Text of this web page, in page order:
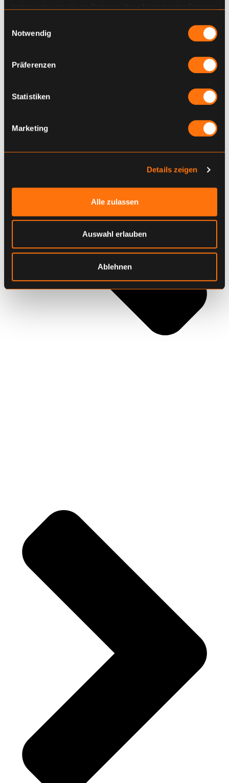
Notwendig
Präferenzen
Statistiken
Marketing
Details zeigen
Alle zulassen
Auswahl erlauben
Ablehnen